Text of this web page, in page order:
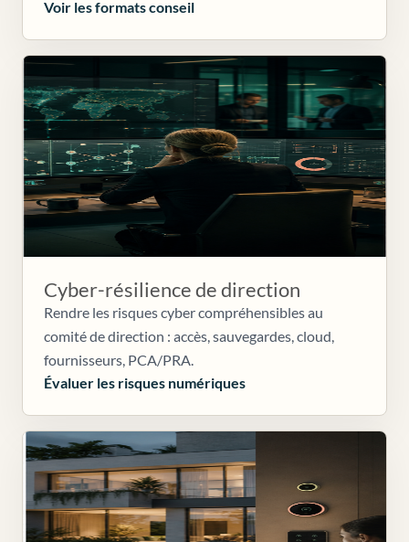
Voir les formats conseil
Cyber-résilience de direction
Rendre les risques cyber compréhensibles au
comité de direction : accès, sauvegardes, cloud,
fournisseurs, PCA/PRA.
Évaluer les risques numériques